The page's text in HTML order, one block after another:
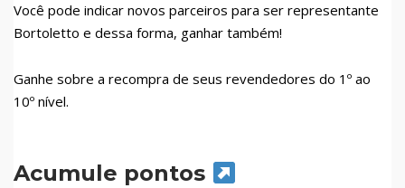
Você pode indicar novos parceiros para ser representante
Bortoletto e dessa forma, ganhar também!
Ganhe sobre a recompra de seus revendedores do 1º ao
10º nível.
Acumule pontos